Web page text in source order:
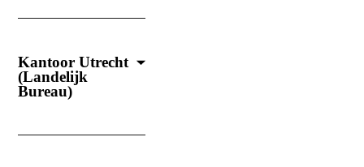
Kantoor Utrecht
(Landelijk
Bureau)